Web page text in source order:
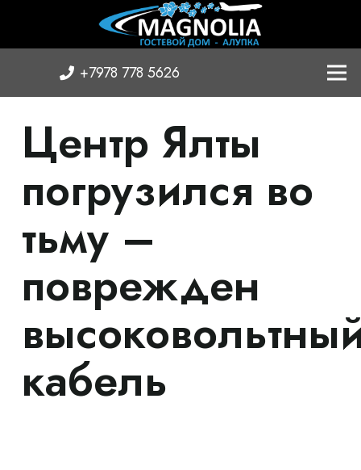
+7978 778 5626
Центр Ялты
погрузился во
тьму –
поврежден
кабель